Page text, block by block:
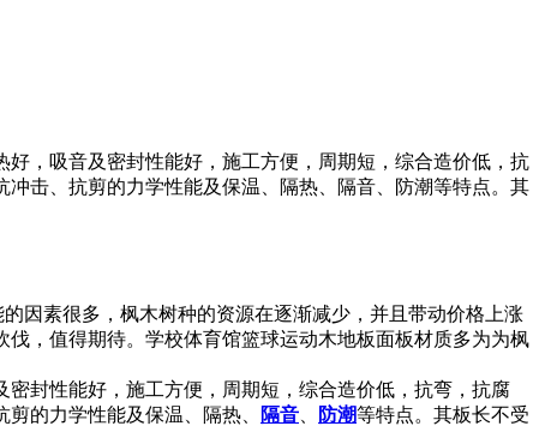
，吸音及密封性能好，施工方便，周期短，综合造价低，抗
击、抗剪的力学性能及保温、隔热、隔音、防潮等特点。其
因素很多，枫木树种的资源在逐渐减少，并且带动价格上涨
，值得期待。学校体育馆篮球运动木地板面板材质多为为枫
密封性能好，施工方便，周期短，综合造价低，抗弯，抗腐
的力学性能及保温、隔热、
隔音 防潮等特点。其板长不受